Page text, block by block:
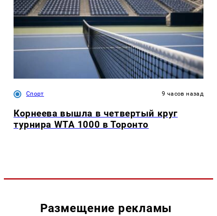
Спорт 9 часов назад
Корнеева вышла в четвертый круг
турнира WTA 1000 в Торонто
Размещение рекламы